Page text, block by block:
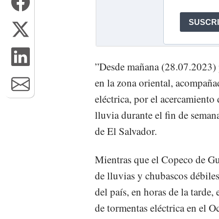
”Desde mañana
en la zona oriental,
eléctrica, por el
lluvia durante el fin de
de El Salvador.
Mientras que el Copeco de
de lluvias y chubascos
del país, en horas de la tarde,
de tormentas eléctrica en el